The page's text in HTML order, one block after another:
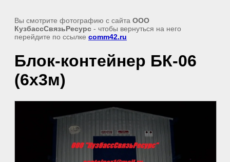
Вы смотрите фотографию с сайта ООО
КузбассСвязьРесурс - чтобы вернуться на него
перейдите по ссылке comm42.ru
Блок-контейнер БК-06
(6х3м)